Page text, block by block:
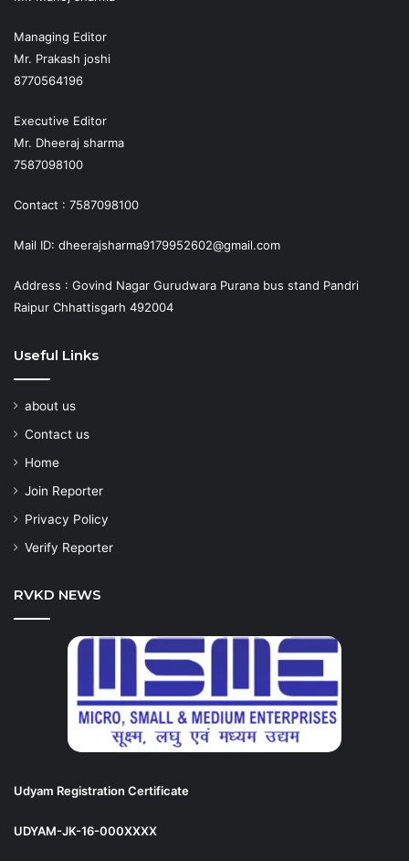
Managing Editor
Mr. Prakash joshi
8770564196
Executive Editor
Mr. Dheeraj sharma
7587098100
Contact : 7587098100
Mail ID: dheerajsharma9179952602@gmail.com
Address : Govind Nagar Gurudwara Purana bus stand Pandri
Raipur Chhattisgarh 492004
Useful Links
about us
Contact us
Home
Join Reporter
Privacy Policy
Verify Reporter
RVKD NEWS
Udyam Registration Certificate
UDYAM-JK-16-000XXXX